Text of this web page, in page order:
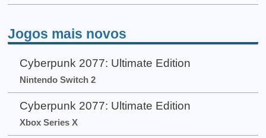
Jogos mais novos
Cyberpunk 2077: Ultimate Edition
Nintendo Switch 2
Cyberpunk 2077: Ultimate Edition
Xbox Series X